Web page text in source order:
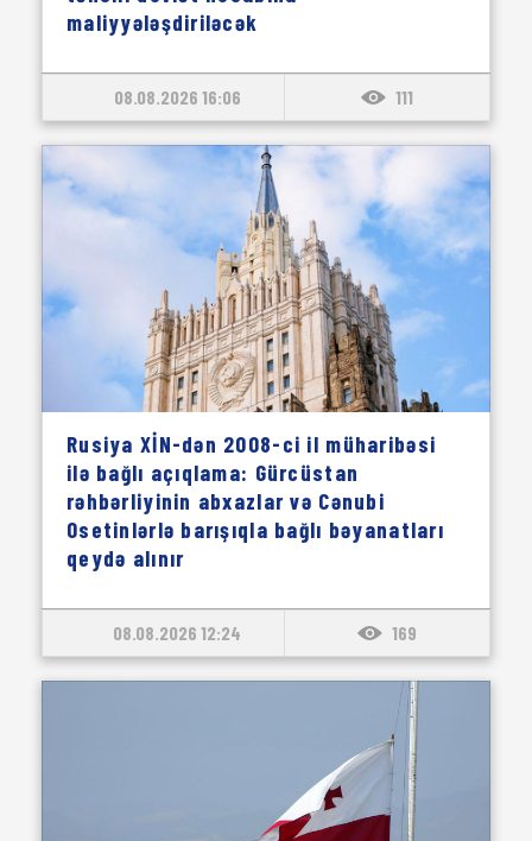
maliyyələşdiriləcək
08.08.2026 16:06 111
Rusiya XİN-dən 2008-ci il müharibəsi
ilə bağlı açıqlama: Gürcüstan
rəhbərliyinin abxazlar və Cənubi
Osetinlərlə barışıqla bağlı bəyanatları
qeydə alınır
08.08.2026 12:24 169